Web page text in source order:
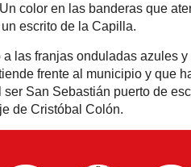
color en las banderas que
escrito de la Capilla.
a las franjas onduladas azules
frente al municipio y que
ser San Sebastián puerto de
de Cristóbal Colón.